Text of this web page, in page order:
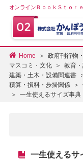
オンラインＢｏｏｋＳｔｏｒｅ
Home 政府刊行物
マスコミ・文化
教育
建築・土木・設備関連書
積算・損料・歩掛関係
一生使えるサイズ事
一生使える